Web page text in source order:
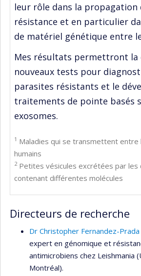
leur rôle dans la propagation
résistance et en particulier
de matériel génétique entre
Mes résultats permettront la
nouveaux tests pour
parasites résistants et le
traitements de pointe basés
exosomes.
1 Maladies qui se transmettent entre
humains
2Petites vésicules excrétées par les
contenant différentes molécules
Directeurs de recherche
Dr Christopher Fernandez-Prada
expert en génomique et
antimicrobiens chez Leishmania
Montréal).